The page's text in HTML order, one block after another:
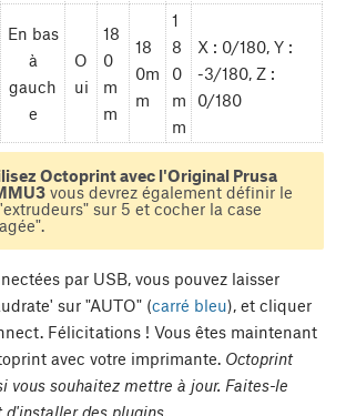
En bas
à
gauch
e
O
ui
18
0
m
m
18
0m
m
1
8
0
m
m
X : 0/180, Y :
-3/180, Z :
0/180
Octoprint avec l'Original Prusa
vous devrez également définir le
sur 5 et cocher la case
par USB, vous pouvez laisser
sur "AUTO" (carré bleu), et cliquer
. Félicitations ! Vous êtes maintenant
avec votre imprimante. Octoprint
vous souhaitez mettre à jour. Faites-le
des plugins.